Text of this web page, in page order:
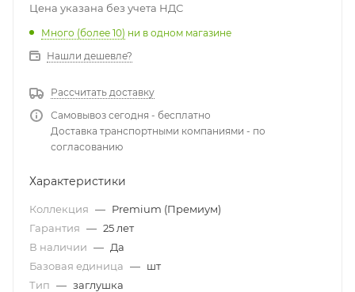
Цена указана без учета НДС
Много (более 10) ни в одном магазине
Нашли дешевле?
Рассчитать доставку
Самовывоз сегодня - бесплатно
Доставка транспортными компаниями - по
согласованию
Характеристики
Коллекция — Premium (Премиум)
Гарантия — 25 лет
В наличии — Да
Базовая единица — шт
Тип — заглушка